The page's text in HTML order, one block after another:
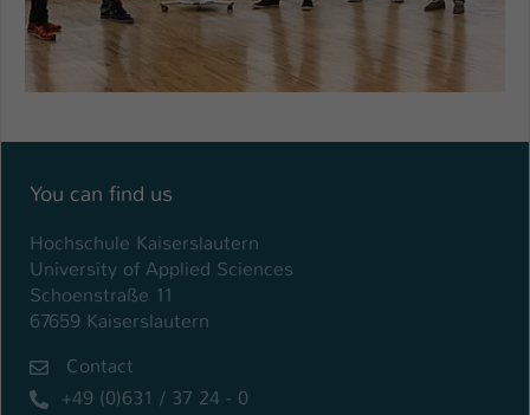
You can find us
Hochschule Kaiserslautern
University of Applied Sciences
Schoenstraße 11
67659 Kaiserslautern
Contact
+49 (0)631 / 37 24 - 0